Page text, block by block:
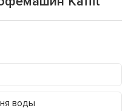
воды